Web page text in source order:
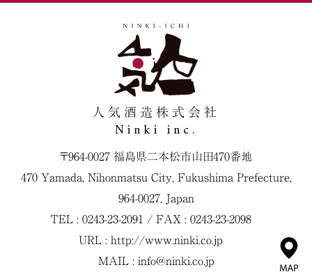
人気酒造株式会社
Ninki inc.
〒964-0027 福島県二本松市山田470番地
470 Yamada, Nihonmatsu City, Fukushima Prefecture,
964-0027, Japan
TEL : 0243-23-2091 / FAX : 0243-23-2098
URL : http://www.ninki.co.jp
MAIL : info@ninki.co.jp